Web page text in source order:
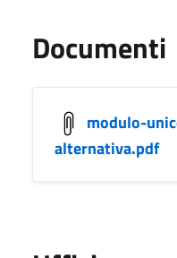
Documenti
modulo-
alternativa.pdf